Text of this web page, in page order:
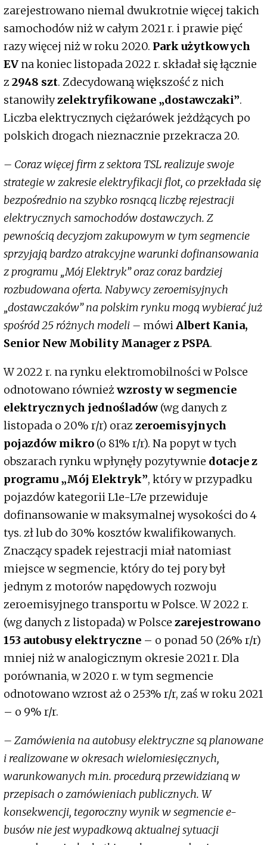
zarejestrowano niemal dwukrotnie więcej takich
samochodów niż w całym 2021 r. i prawie pięć
razy więcej niż w roku 2020. Park użytkowych
EV na koniec listopada 2022 r. składał się łącznie
z 2948 szt. Zdecydowaną większość z nich
stanowiłyzelektryfikowane „dostawczaki”.
Liczba elektrycznych ciężarówek jeżdżących po
polskich drogach nieznacznie przekracza 20.
– Coraz więcej firm z sektora TSL realizuje swoje
strategie w zakresie elektryfikacji flot, co przekłada się
bezpośrednio na szybko rosnącą liczbę rejestracji
elektrycznych samochodów dostawczych. Z
pewnością decyzjom zakupowym w tym segmencie
sprzyjają bardzo atrakcyjne warunki dofinansowania
z programu „Mój Elektryk” oraz coraz bardziej
rozbudowana oferta. Nabywcy zeroemisyjnych
„dostawczaków” na polskim rynku mogą wybierać już
spośród 25 różnych modeli – mówiAlbert Kania,
Senior New Mobility Manager z PSPA.
W 2022 r. na rynku elektromobilności w Polsce
odnotowano równieżwzrosty w segmencie
elektrycznych jednośladów (wg danych z
listopada o 20% r/r) oraz zeroemisyjnych
pojazdów mikro (o 81% r/r). Na popyt w tych
obszarach rynku wpłynęły pozytywnie dotacje z
programu „Mój Elektryk”, który w przypadku
pojazdów kategorii L1e-L7e przewiduje
dofinansowanie w maksymalnej wysokości do 4
tys. zł lub do 30% kosztów kwalifikowanych.
Znaczący spadek rejestracji miał natomiast
miejsce w segmencie, który do tej pory był
jednym z motorów napędowych rozwoju
zeroemisyjnego transportu w Polsce. W 2022 r.
(wg danych z listopada) w Polsce zarejestrowano
153 autobusy elektryczne – o ponad 50 (26% r/r)
mniej niż w analogicznym okresie 2021 r. Dla
porównania, w 2020 r. w tym segmencie
odnotowano wzrost aż o 253% r/r, zaś w roku 2021
– o 9% r/r.
– Zamówienia na autobusy elektryczne są planowane
i realizowane w okresach wielomiesięcznych,
warunkowanych m.in. procedurą przewidzianą w
przepisach o zamówieniach publicznych. W
konsekwencji, tegoroczny wynik w segmencie e-
busów nie jest wypadkową aktualnej sytuacji